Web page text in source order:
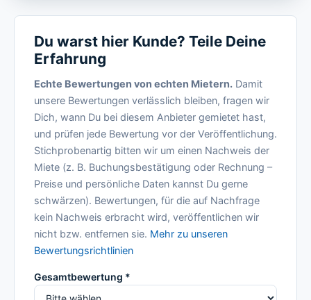
Du warst hier Kunde? Teile Deine
Erfahrung
Echte Bewertungen von echten Mietern. Damit
unsere Bewertungen verlässlich bleiben, fragen wir
Dich, wann Du bei diesem Anbieter gemietet hast,
und prüfen jede Bewertung vor der Veröffentlichung.
Stichprobenartig bitten wir um einen Nachweis der
Miete (z. B. Buchungsbestätigung oder Rechnung –
Preise und persönliche Daten kannst Du gerne
schwärzen). Bewertungen, für die auf Nachfrage
kein Nachweis erbracht wird, veröffentlichen wir
nicht bzw. entfernen sie. Mehr zu unseren
Bewertungsrichtlinien
Gesamtbewertung *